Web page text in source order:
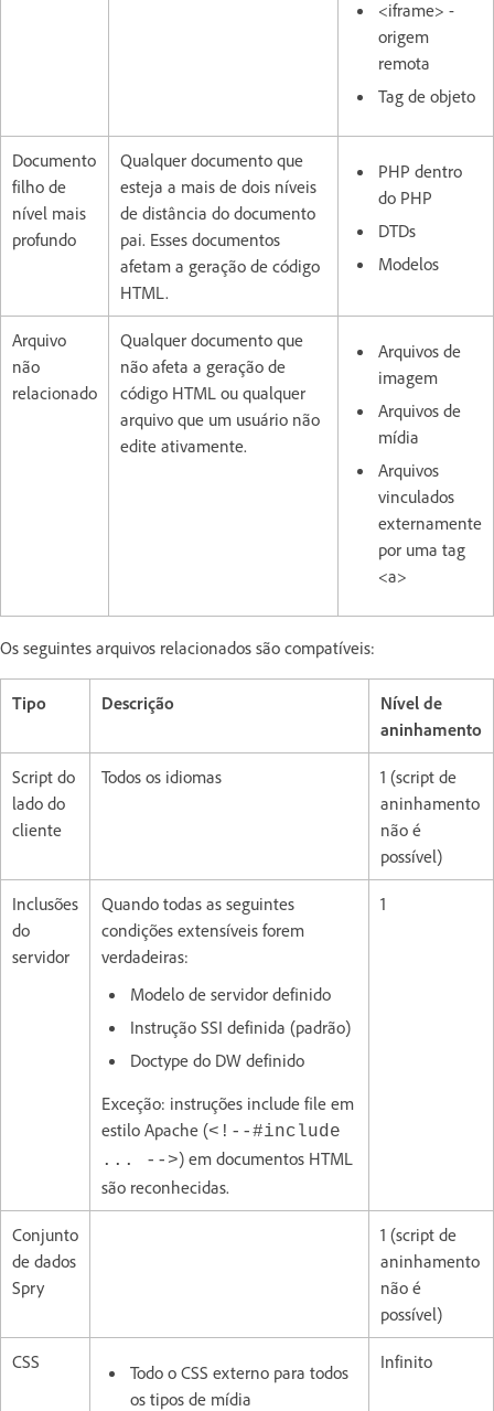
<iframe> -
origem
remota
Tag de objeto
Documento
filho de
nível mais
profundo
Qualquer documento que
esteja a mais de dois níveis
de distância do documento
pai. Esses documentos
afetam a geração de código
HTML.
PHP dentro
do PHP
DTDs
Modelos
Arquivo
não
relacionado
Qualquer documento que
não afeta a geração de
código HTML ou qualquer
arquivo que um usuário não
edite ativamente.
Arquivos de
imagem
Arquivos de
mídia
Arquivos
vinculados
externamente
por uma tag
<a>
Os seguintes arquivos relacionados são compatíveis:
Tipo Descrição
Nível de
aninhamento
Script do
lado do
cliente
Todos os idiomas
1 (script de
aninhamento
não é
possível)
Inclusões
do
servidor
Quando todas as seguintes
condições extensíveis forem
verdadeiras:
Modelo de servidor definido
Instrução SSI definida (padrão)
Doctype do DW definido
Exceção: instruções include file em
estilo Apache (<!--#include
... -->) em documentos HTML
são reconhecidas.
1
Conjunto
de dados
Spry
1 (script de
aninhamento
não é
possível)
CSS
Todo o CSS externo para todos
os tipos de mídia
Infinito